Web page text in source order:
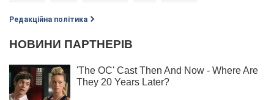
Редакційна політика